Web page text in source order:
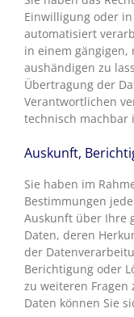
Einwilligung oder
automatisiert
in einem gängigen,
aushändigen zu
Übertragung der
Verantwortlichen
technisch machbar
Auskunft,
Sie haben im
Bestimmungen
Auskunft über Ihre
Daten, deren
der
Berichtigung oder
zu weiteren Fragen
Daten können Sie